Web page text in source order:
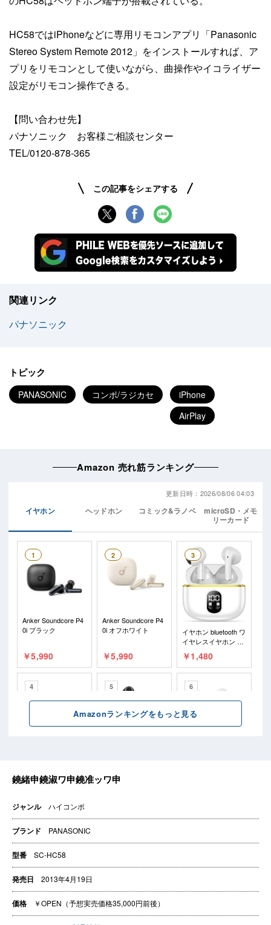
HC58ではiPhoneなどに専用リモコンアプリ「Panasonic
Stereo System Remote 2012」をインストールすれば、ア
プリをリモコンとして使いながら、曲操作やイコライザー
設定がリモコン操作できる。
【問い合わせ先】
パナソニック お客様ご相談センター
TEL/0120-878-365
この記事をシェアする
関連リンク
パナソニック
トピック
PANASONIC コンポ/ラジカセ
iPhone
AirPlay
ジャンル ハイコンポ
ブランド PANASONIC
型番 SC-HC58
発売日 2013年4月19日
価格 ￥OPEN（予想実売価格35,000円前後）